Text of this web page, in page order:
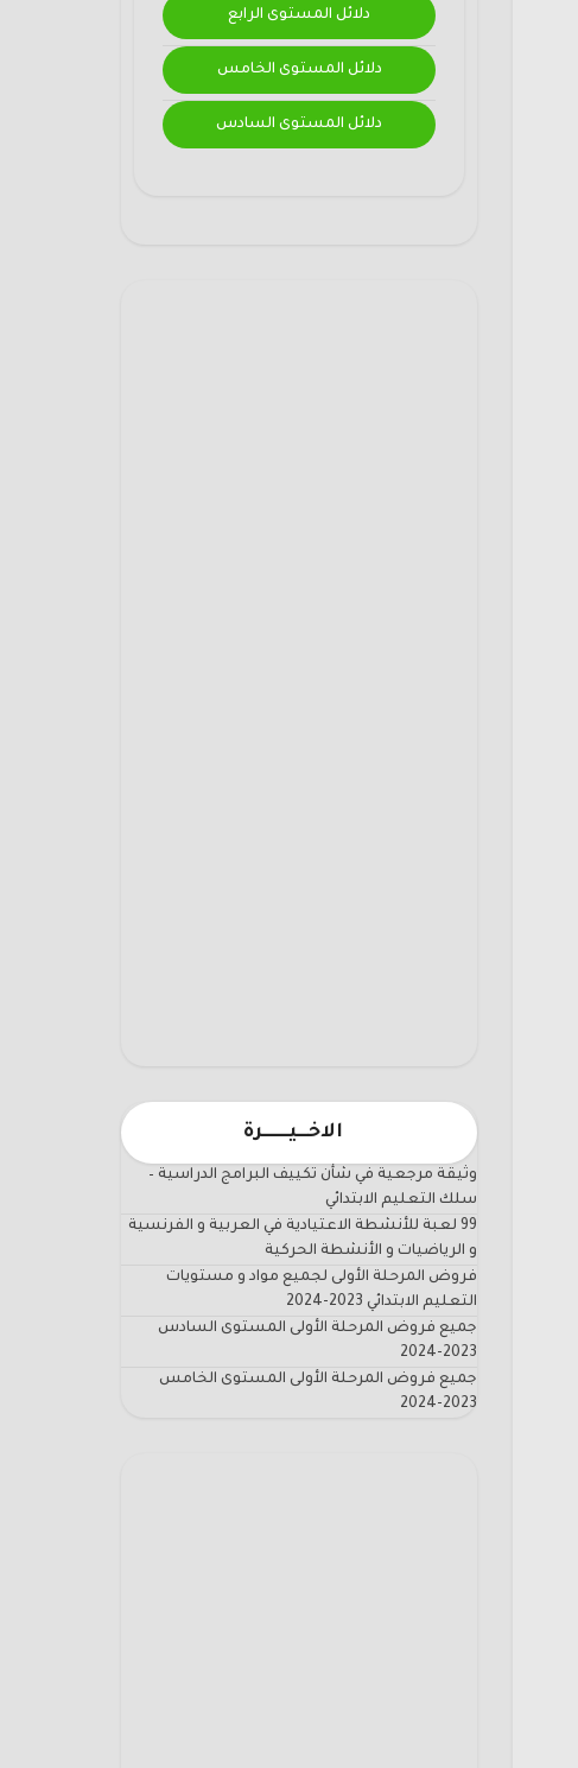
دلائل المستوى الرابع
دلائل المستوى الخامس
دلائل المستوى السادس
الاخـــيـــــــرة
وثيقة مرجعية في شأن تكييف البرامج الدراسية –
سلك التعليم الابتدائي
99 لعبة للأنشطة الاعتيادية في العربية و الفرنسية
و الرياضيات و الأنشطة الحركية
فروض المرحلة الأولى لجميع مواد و مستويات
التعليم الابتدائي 2023-2024
جميع فروض المرحلة الأولى المستوى السادس
2023-2024
جميع فروض المرحلة الأولى المستوى الخامس
2023-2024